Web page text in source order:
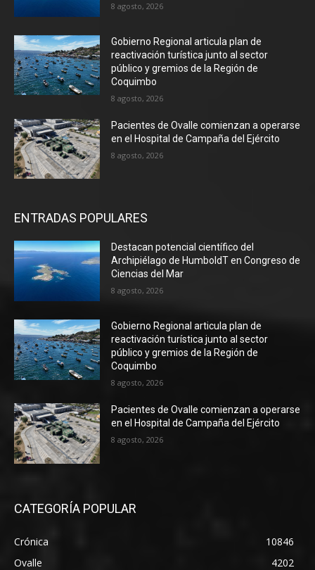
8 agosto, 2026
Gobierno Regional articula plan de
reactivación turística junto al sector
público y gremios de la Región de
Coquimbo
8 agosto, 2026
Pacientes de Ovalle comienzan a operarse
en el Hospital de Campaña del Ejército
8 agosto, 2026
ENTRADAS POPULARES
Destacan potencial científico del
Archipiélago de HumboldT en Congreso de
Ciencias del Mar
8 agosto, 2026
Gobierno Regional articula plan de
reactivación turística junto al sector
público y gremios de la Región de
Coquimbo
8 agosto, 2026
Pacientes de Ovalle comienzan a operarse
en el Hospital de Campaña del Ejército
8 agosto, 2026
CATEGORÍA POPULAR
Crónica
10846
Ovalle
4202